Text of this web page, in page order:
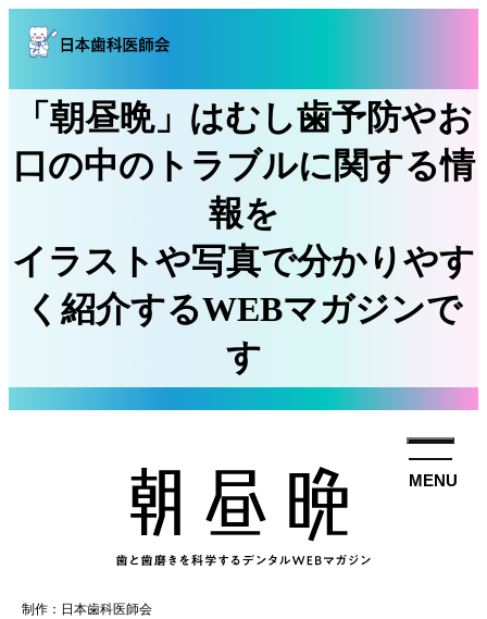
「朝昼晩」はむし歯予防やお
口の中のトラブルに関する情
報を
イラストや写真で分かりやす
く紹介するWEBマガジンで
す
MENU
制作：日本歯科医師会